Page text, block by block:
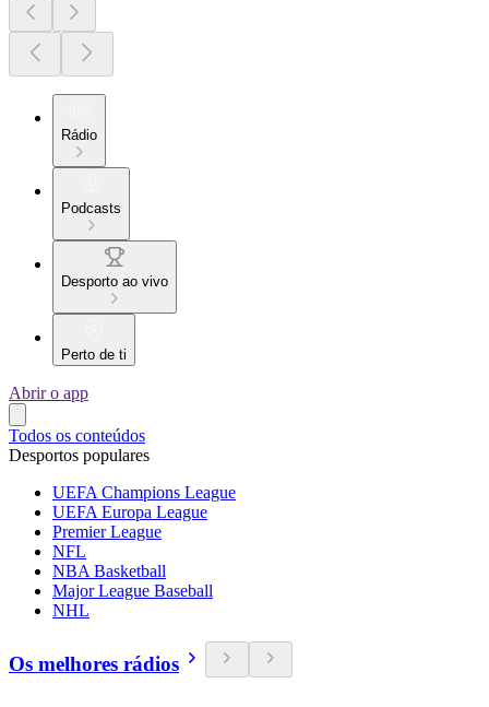
Rádio
Podcasts
Desporto ao vivo
Perto de ti
Abrir o app
Todos os conteúdos
Desportos populares
UEFA Champions League
UEFA Europa League
Premier League
NFL
NBA Basketball
Major League Baseball
NHL
Os melhores rádios